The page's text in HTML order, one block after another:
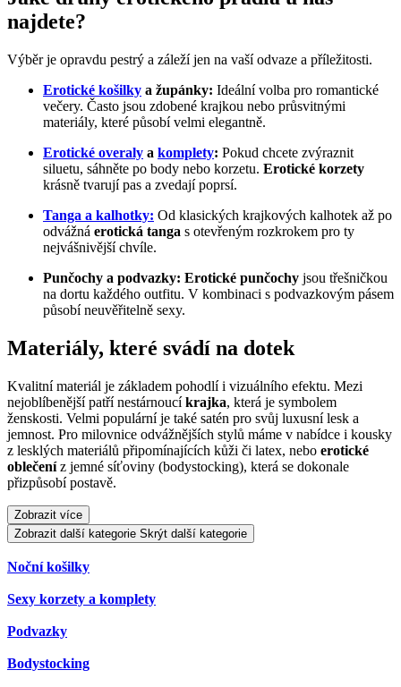
najdete?
Výběr je opravdu pestrý a záleží jen na vaší odvaze a příležitosti.
Erotické košilky a župánky: Ideální volba pro romantické
večery. Často jsou zdobené krajkou nebo průsvitnými
materiály, které působí velmi elegantně.
Erotické overaly a komplety: Pokud chcete zvýraznit
siluetu, sáhněte po body nebo korzetu. Erotické korzety
krásně tvarují pas a zvedají poprsí.
Tanga a kalhotky: Od klasických krajkových kalhotek až po
odvážná erotická tanga s otevřeným rozkrokem pro ty
nejvášnivější chvíle.
Punčochy a podvazky: Erotické punčochy jsou třešničkou
na dortu každého outfitu. V kombinaci s podvazkovým pásem
působí neuvěřitelně sexy.
Materiály, které svádí na dotek
Kvalitní materiál je základem pohodlí i vizuálního efektu. Mezi
nejoblíbenější patří nestárnoucíkrajka, která je symbolem
ženskosti. Velmi populární je také satén pro svůj luxusní lesk a
jemnost. Pro milovnice odvážnějších stylů máme v nabídce i kousky
z lesklých materiálů připomínajících kůži či latex, nebo erotické
oblečeníz jemné síťoviny (bodystocking), která se dokonale
přizpůsobí postavě.
Zobrazit více
Zobrazit další kategorie Skrýt další kategorie
Noční košilky
Sexy korzety a komplety
Podvazky
Bodystocking